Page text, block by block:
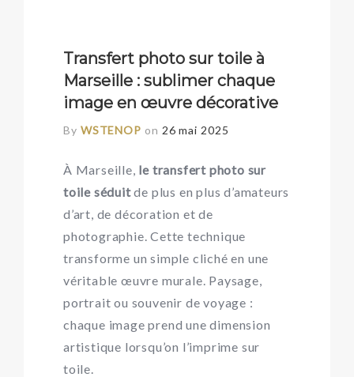
Transfert photo sur toile à
Marseille : sublimer chaque
image en œuvre décorative
By WSTENOP on 26 mai 2025
À Marseille, le transfert photo sur
toile séduitde plus en plus d’amateurs
d’art, de décoration et de
photographie. Cette technique
transforme un simple cliché en une
véritable œuvre murale. Paysage,
portrait ou souvenir de voyage :
chaque image prend une dimension
artistique lorsqu’on l’imprime sur
toile.